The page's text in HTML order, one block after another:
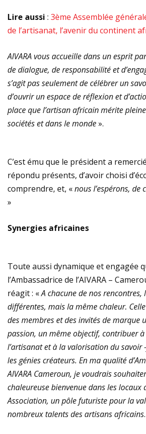
Lire aussi : 3ème Assemblée
de l’artisanat, l’avenir du continent
AIVARA vous accueille dans un esprit
de dialogue, de responsabilité et
s’agit pas seulement de célébrer un
d’ouvrir un espace de réflexion et
place que l’artisan africain mérite
sociétés et dans le monde».
C’est ému que le président a
répondu présents, d’avoir choisi
comprendre, et, «nous l’espérons, de
»
Synergies africaines
Toute aussi dynamique et engagée
l’Ambassadrice de l’AIVARA –
réagit : «A chacune de nos rencontres,
différentes, mais la même chaleur.
des membres et des invités de marque
passion, un même objectif, contribuer
l’artisanat et à la valorisation du savoir
les génies créateurs. En ma qualité
AIVARA Cameroun, je voudrais
chaleureuse bienvenue dans les locaux
Association, un pôle futuriste pour la
nombreux talents des artisans africains.